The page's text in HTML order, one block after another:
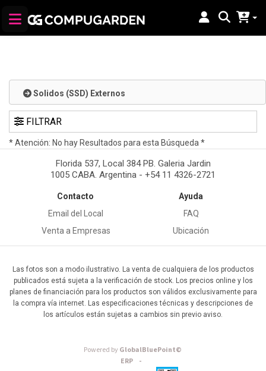
Solidos (SSD) Externos
FILTRAR
* Atención: No hay Resultados para esta Búsqueda *
Florida 537, Local 384 PB. Galeria Jardin
1005 CABA. Argentina - +54 11 4326-2721
Contacto
Email del Local
Venta a Empresas
Ayuda
FAQ
Ubicación
Las fotos son a modo ilustrativo. La venta de cualquiera de los productos
publicados está sujeta a la verificación de stock. Los precios online y los
planes de financiación para los productos son válidos exclusivamente para
la compra vía internet. Las especificaciones técnicas y descripciones de
los artículos están sujetas a cambios sin previo aviso.
Powered byGlobalBluePoint©
ERP -